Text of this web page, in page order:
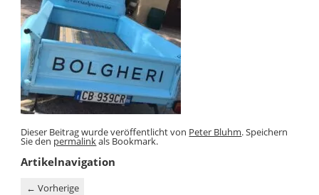
Dieser Beitrag wurde veröffentlicht von Peter Bluhm. Speichern
Sie den permalinkals Bookmark.
Artikelnavigation
← Vorherige